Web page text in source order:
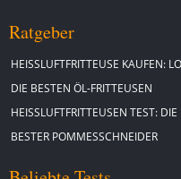
Ratgeber
HEISSLUFTFRITTEUSE KAUFEN:
DIE BESTEN ÖL-FRITTEUSEN
HEISSLUFTFRITTEUSEN TEST: DIE
BESTER POMMESSCHNEIDER